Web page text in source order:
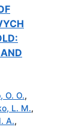
O. O.,
L. M.,
A.,